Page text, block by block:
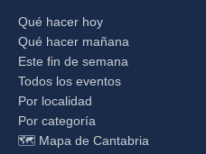
Qué hacer hoy
Qué hacer mañana
Este fin de semana
Todos los eventos
Por localidad
Por categoría
🗺️ Mapa de Cantabria